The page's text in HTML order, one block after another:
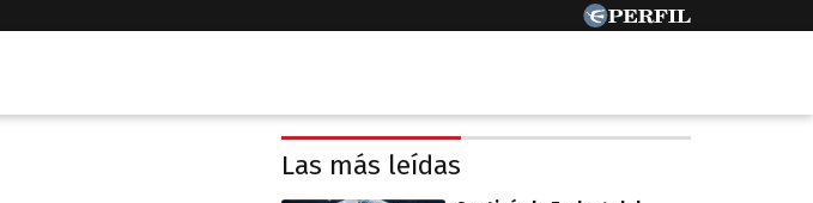
Las más leídas